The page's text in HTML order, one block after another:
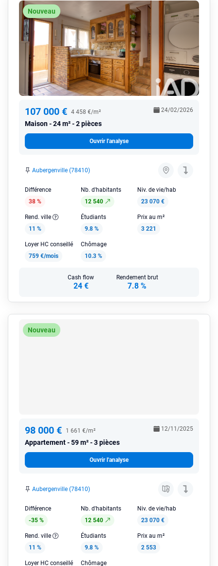
Nouveau
107 000 € 4 458 €/m²
Maison 24 m² - 2 pièces
24/02/2026
Ouvrir l'analyse
Aubergenville (78410)
Différence
38 %
Nb. d'habitants
12 540
Niv. de vie/hab
23 070 €
Rend. ville
11 %
Étudiants
9.8 %
Prix au m²
3 221
Loyer HC conseillé
759 €/mois
Chômage
10.3 %
Cash flow
24 €
Rendement brut
7.8 %
Nouveau
98 000 € 1 661 €/m²
Appartement 59 m² - 3 pièces
12/11/2025
Ouvrir l'analyse
Aubergenville (78410)
Différence
-35 %
Nb. d'habitants
12 540
Niv. de vie/hab
23 070 €
Rend. ville
11 %
Étudiants
9.8 %
Prix au m²
2 553
Loyer HC conseillé Chômage